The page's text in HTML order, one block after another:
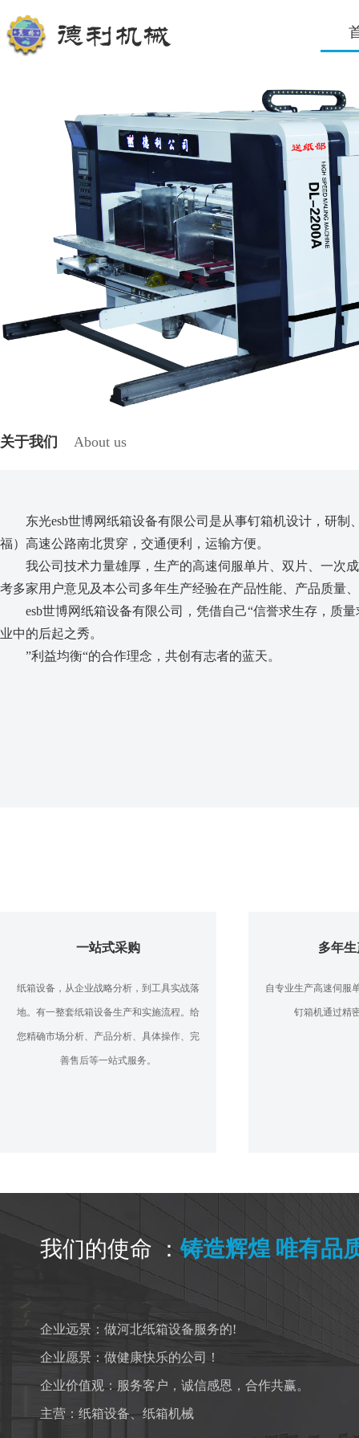
关于我们 About us
东光esb世博网纸箱设备有限公司是从事钉箱机设计，研
福）高速公路南北贯穿，交通便利，运输方便。
我公司技术力量雄厚，生产的高速伺服单片、双片、一次成
考多家用户意见及本公司多年生产经验在产品性能、产品质量
esb世博网纸箱设备有限公司，凭借自己“信誉求生存，质量
业中的后起之秀。
”利益均衡“的合作理念，共创有志者的蓝天。
一站式采购
纸箱设备，从企业战略分析，到工具实战落
地。有一整套纸箱设备生产和实施流程。给
您精确市场分析、产品分析、具体操作、完
善售后等一站式服务。
多年
自专业生产高速伺服
钉箱机通过精
我们的使命 ：铸造辉煌 唯有品
企业远景：做河北纸箱设备服务的!
企业愿景：做健康快乐的公司！
企业价值观：服务客户，诚信感恩，合作共赢。
主营： 纸箱设备、 纸箱机械